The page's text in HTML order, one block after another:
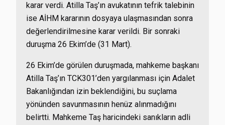
karar verdi. Atilla Taş’ın avukatının tefrik talebinin
ise AİHM kararının dosyaya ulaşmasından sonra
değerlendirilmesine karar verildi. Bir sonraki
duruşma 26 Ekim’de (31 Mart).
26 Ekim’de görülen duruşmada, mahkeme başkanı
Atilla Taş’ın TCK301’den yargılanması için Adalet
Bakanlığından izin beklendiğini, bu suçlama
yönünden savunmasının henüz alınmadığını
belirtti. Mahkeme Taş haricindeki sanıkların adli